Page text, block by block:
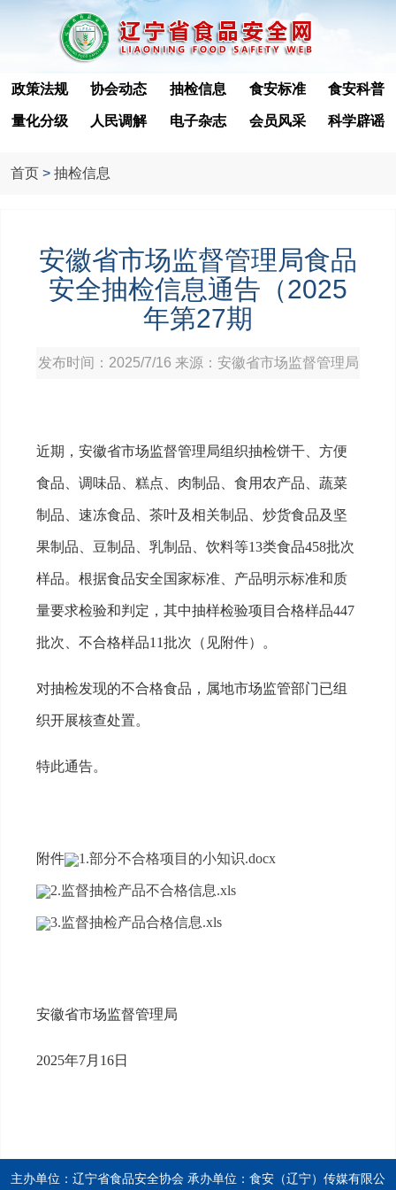
政策法规 协会动态 抽检信息 食安标准 食安科普
量化分级 人民调解 电子杂志 会员风采 科学辟谣
首页 > 抽检信息
安徽省市场监督管理局食品
安全抽检信息通告（2025
年第27期
发布时间：2025/7/16 来源：安徽省市场监督管理局
近期，安徽省市场监督管理局组织抽检饼干、方便
食品、调味品、糕点、肉制品、食用农产品、蔬菜
制品、速冻食品、茶叶及相关制品、炒货食品及坚
果制品、豆制品、乳制品、饮料等13类食品458批次
样品。根据食品安全国家标准、产品明示标准和质
量要求检验和判定，其中抽样检验项目合格样品447
批次、不合格样品11批次（见附件）。
对抽检发现的不合格食品，属地市场监管部门已组
织开展核查处置。
特此通告。
附件 1.部分不合格项目的小知识.docx
2.监督抽检产品不合格信息.xls
3.监督抽检产品合格信息.xls
安徽省市场监督管理局
2025年7月16日
主办单位：辽宁省食品安全协会 承办单位：食安（辽宁）传媒有限公